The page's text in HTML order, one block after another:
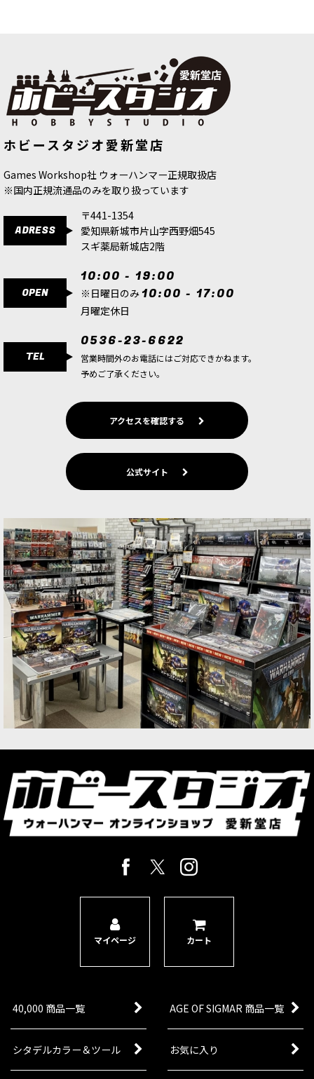
ホビースタジオ愛新堂店
Games Workshop社 ウォーハンマー正規取扱店
※国内正規流通品のみを取り扱っています
ADRESS
〒441-1354
愛知県新城市片山字西野畑545
スギ薬局新城店2階
OPEN
10:00 - 19:00
※日曜日のみ 10:00 - 17:00
月曜定休日
TEL
0536-23-6622
営業時間外のお電話にはご対応できかねます。
予めご了承ください。
アクセスを確認する
公式サイト
マイページ カート
40,000 商品一覧 AGE OF SIGMAR 商品一覧
シタデルカラー＆ツール お気に入り